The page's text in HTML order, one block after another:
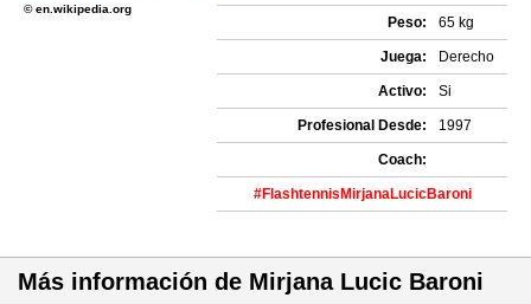
© en.wikipedia.org
Peso: 65 kg
Juega: Derecho
Activo: Si
Profesional Desde: 1997
Coach:
#FlashtennisMirjanaLucicBaroni
Más información de Mirjana Lucic Baroni